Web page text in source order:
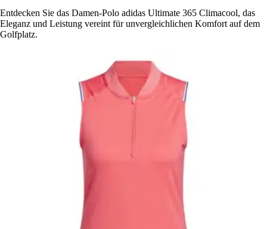
Entdecken Sie das Damen-Polo adidas Ultimate 365 Climacool, das
Eleganz und Leistung vereint für unvergleichlichen Komfort auf dem
Golfplatz.